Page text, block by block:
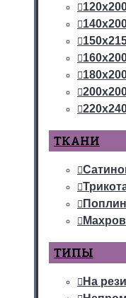
ТКАНИ
ТИПЫ
На